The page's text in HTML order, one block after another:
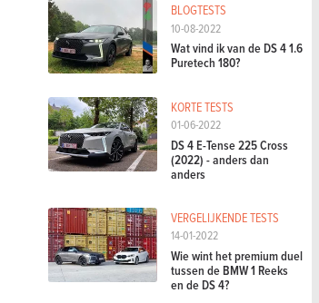
BLOGTESTS
10-08-2022
Wat vind ik van de DS 4 1.6
Puretech 180?
KORTE TESTS
01-06-2022
DS 4 E-Tense 225 Cross
(2022) - anders dan
anders
VERGELIJKENDE TESTS
14-01-2022
Wie wint het premium duel
tussen de BMW 1 Reeks
en de DS 4?